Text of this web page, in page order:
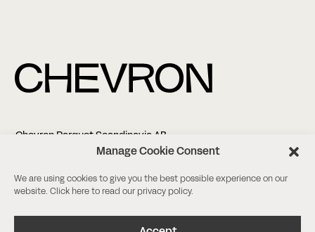
Manage Cookie Consent
We are using cookies to give you the best possible experience on our
website. Click here to read our privacy policy.
Chevron Parquet Scandinavia AB
+45 61 14 17 13
Facebook/Instagram